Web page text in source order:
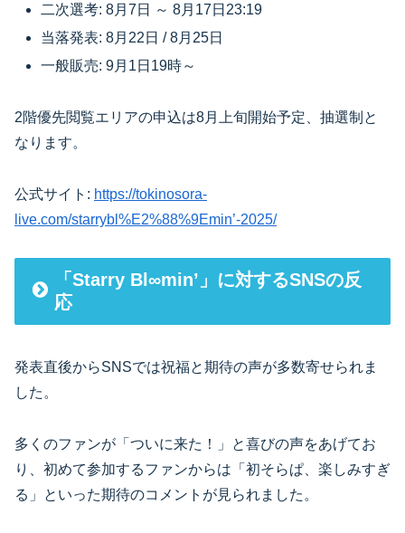
二次選考: 8月7日 ～ 8月17日23:19
当落発表: 8月22日 / 8月25日
一般販売: 9月1日19時～
2階優先閲覧エリアの申込は8月上旬開始予定、抽選制と
なります。
公式サイト: https://tokinosora-
live.com/starrybl%E2%88%9Emin’-2025/
「Starry Bl∞min’」に対するSNSの反
応
発表直後からSNSでは祝福と期待の声が多数寄せられま
した。
多くのファンが「ついに来た！」と喜びの声をあげてお
り、初めて参加するファンからは「初そらぱ、楽しみすぎ
る」といった期待のコメントが見られました。